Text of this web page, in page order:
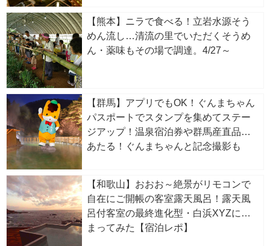
【熊本】ニラで食べる！立岩水源そう
めん流し…清流の里でいただくそうめ
ん・薬味もその場で調達。4/27～
【群馬】アプリでもOK！ぐんまちゃん
パスポートでスタンプを集めてステー
ジアップ！温泉宿泊券や群馬産直品が
あたる！ぐんまちゃんと記念撮影も
【和歌山】おおお～絶景がリモコンで
自在にご開帳の客室露天風呂！露天風
呂付客室の最終進化型・白浜XYZに泊
まってみた【宿泊レポ】